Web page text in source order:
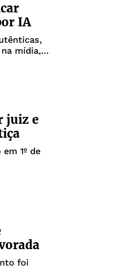
IA
mídia,
juiz e
1º de
foi